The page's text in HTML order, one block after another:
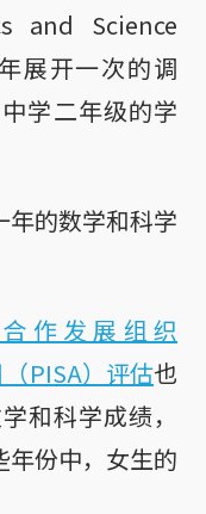
and Science
展开一次的调
学二年级的学
年的数学和科学
作发展组织
（PISA）评估也
和科学成绩，
年份中，女生的